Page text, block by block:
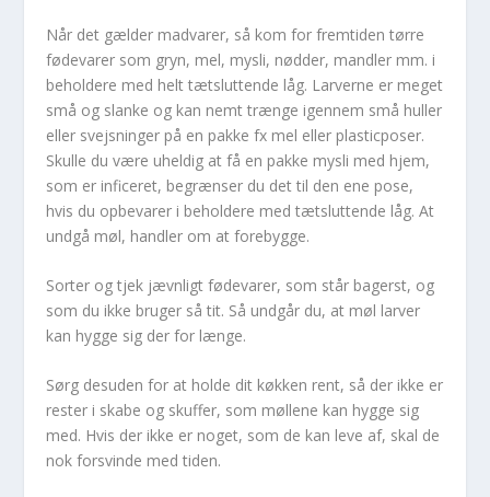
Når det gælder madvarer, så kom for fremtiden tørre
fødevarer som gryn, mel, mysli, nødder, mandler mm. i
beholdere med helt tætsluttende låg. Larverne er meget
små og slanke og kan nemt trænge igennem små huller
eller svejsninger på en pakke fx mel eller plasticposer.
Skulle du være uheldig at få en pakke mysli med hjem,
som er inficeret, begrænser du det til den ene pose,
hvis du opbevarer i beholdere med tætsluttende låg. At
undgå møl, handler om at forebygge.
Sorter og tjek jævnligt fødevarer, som står bagerst, og
som du ikke bruger så tit. Så undgår du, at møl larver
kan hygge sig der for længe.
Sørg desuden for at holde dit køkken rent, så der ikke er
rester i skabe og skuffer, som møllene kan hygge sig
med. Hvis der ikke er noget, som de kan leve af, skal de
nok forsvinde med tiden.